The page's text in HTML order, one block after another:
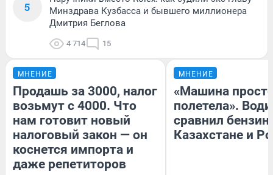
5
Минздрава Кузбасса и бывшего миллионера
Дмитрия Беглова
4 714 15
МНЕНИЕ
Продашь за 3000, налог
возьмут с 4000. Что
нам готовит новый
налоговый закон — он
коснется импорта и
даже репетиторов
МНЕНИЕ
«Машина
полетела».
сравнил бензин
Казахстане и